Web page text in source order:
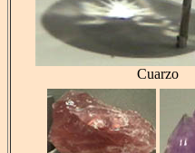
Cuarzo